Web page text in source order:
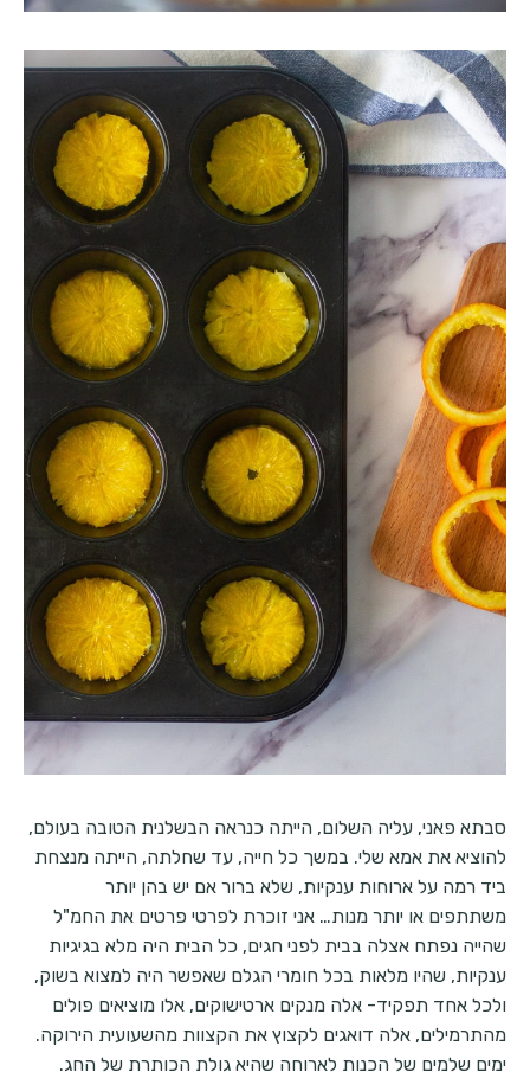
סבתא פאני, עליה השלום, הייתה כנראה הבשלנית הטובה בעולם,
להוציא את אמא שלי. במשך כל חייה, עד שחלתה, הייתה מנצחת
ביד רמה על ארוחות ענקיות, שלא ברור אם יש בהן יותר
משתתפים או יותר מנות… אני זוכרת לפרטי פרטים את החמ"ל
שהייה נפתח אצלה בבית לפני חגים, כל הבית היה מלא בגיגיות
ענקיות, שהיו מלאות בכל חומרי הגלם שאפשר היה למצוא בשוק,
ולכל אחד תפקיד- אלה מנקים ארטישוקים, אלו מוציאים פולים
מהתרמילים, אלה דואגים לקצוץ את הקצוות מהשעועית הירוקה.
ימים שלמים של הכנות לארוחה שהיא גולת הכותרת של החג.